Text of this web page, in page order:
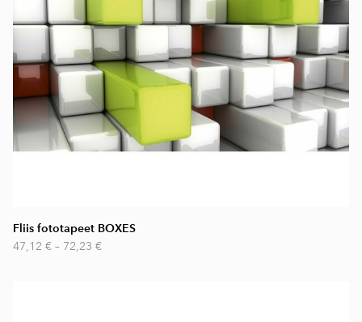
Fliis fototapeet BOXES
47,12 € – 72,23 €